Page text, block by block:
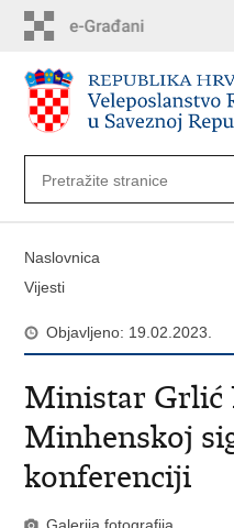
sadržaj
Naslovnica
Vijesti
Objavljeno: 19.02.2023.
Ministar Grlić
Minhenskoj
konferenciji